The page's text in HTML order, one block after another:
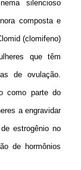
silencioso
composta e
(clomifeno)
que têm
de ovulação.
como parte do
a engravidar
estrogênio no
de hormônios